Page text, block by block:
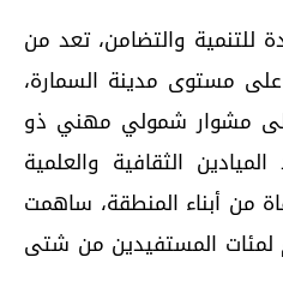
للتنمية والتضامن، تعد من
مستوى مدينة السمارة،
مشوار شمولي مهني ذو
الثقافية والعلمية
من أبناء المنطقة، ساهمت
لمئات المستفيدين من شتى